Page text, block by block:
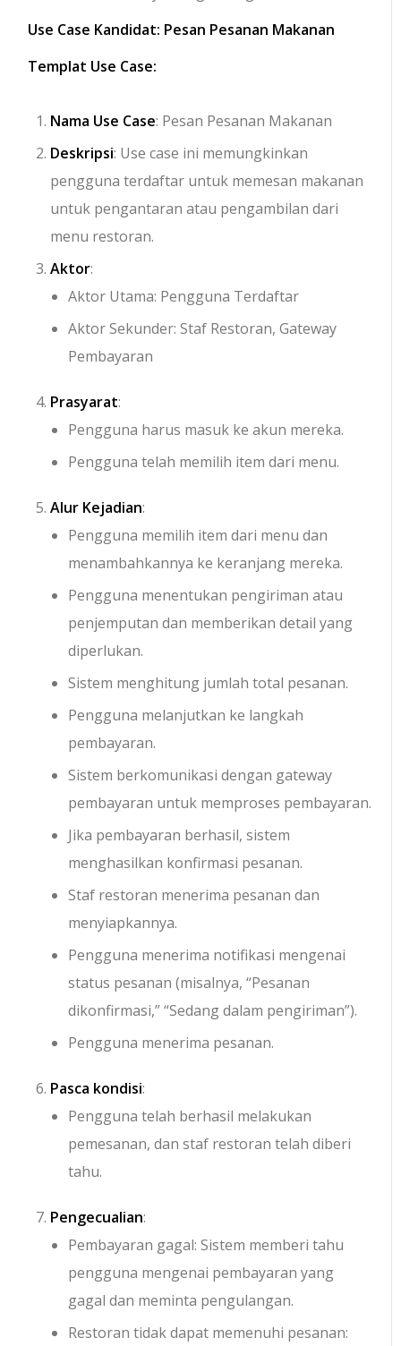
Use Case Kandidat: Pesan Pesanan Makanan
Templat Use Case:
Nama Use Case: Pesan Pesanan Makanan
Deskripsi: Use case ini memungkinkan
pengguna terdaftar untuk memesan makanan
untuk pengantaran atau pengambilan dari
menu restoran.
Aktor:
Aktor Utama: Pengguna Terdaftar
Aktor Sekunder: Staf Restoran, Gateway
Pembayaran
Prasyarat:
Pengguna harus masuk ke akun mereka.
Pengguna telah memilih item dari menu.
Alur Kejadian:
Pengguna memilih item dari menu dan
menambahkannya ke keranjang mereka.
Pengguna menentukan pengiriman atau
penjemputan dan memberikan detail yang
diperlukan.
Sistem menghitung jumlah total pesanan.
Pengguna melanjutkan ke langkah
pembayaran.
Sistem berkomunikasi dengan gateway
pembayaran untuk memproses pembayaran.
Jika pembayaran berhasil, sistem
menghasilkan konfirmasi pesanan.
Staf restoran menerima pesanan dan
menyiapkannya.
Pengguna menerima notifikasi mengenai
status pesanan (misalnya, “Pesanan
dikonfirmasi,” “Sedang dalam pengiriman”).
Pengguna menerima pesanan.
Pasca kondisi:
Pengguna telah berhasil melakukan
pemesanan, dan staf restoran telah diberi
tahu.
Pengecualian:
Pembayaran gagal: Sistem memberi tahu
pengguna mengenai pembayaran yang
gagal dan meminta pengulangan.
Restoran tidak dapat memenuhi pesanan: